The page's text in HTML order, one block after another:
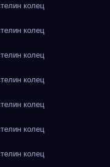
колец
колец
колец
колец
колец
колец
колец